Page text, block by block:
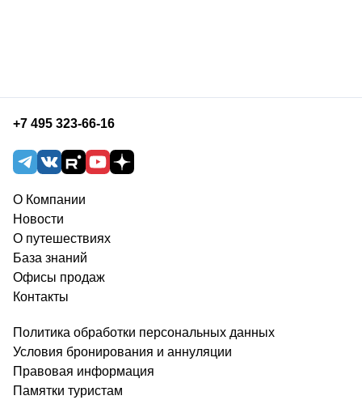
+7 495 323-66-16
О Компании
Новости
О путешествиях
База знаний
Офисы продаж
Контакты
Политика обработки персональных данных
Условия бронирования и аннуляции
Правовая информация
Памятки туристам